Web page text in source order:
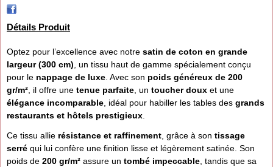
Détails Produit
Optez pour l’excellence avec notre satin de coton en grande
largeur (300 cm) , un tissu haut de gamme spécialement conçu
pour le nappage de luxe . Avec son poids généreux de 200
gr/m² , il offre une tenue parfaite , un toucher doux et une
élégance incomparable , idéal pour habiller les tables des grands
restaurants et hôtels prestigieux
Ce tissu allie résistance et raffinement , grâce à son tissage
serré qui lui confère une finition lisse et légèrement satinée. Son
poids de 200 gr/m² assure un tombé impeccable , tandis que sa